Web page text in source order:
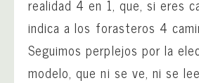
realidad 4 en 1, que, si eres
indica a los forasteros 4
Seguimos perplejos por la
modelo, que ni se ve, ni se